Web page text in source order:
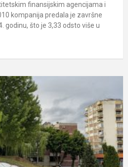
finansijskim agencijama i
kompanija predala je završne
godinu, što je 3,33 odsto više u